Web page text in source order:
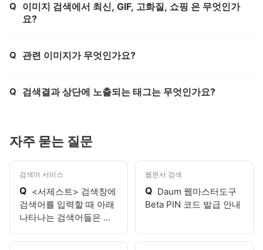
Q
이미지 검색에서 최신, GIF, 고화질, 쇼핑 은 무엇인가
요?
Q 관련 이미지가 무엇인가요?
Q 검색결과 상단에 노출되는 태그는 무엇인가요?
자주 묻는 질문
검색어 서비스
Q <서제스트> 검색창에
검색어를 입력할 때 아래
나타나는 검색어들은 무
웹문서 검색
Q Daum 웹마스터도구
Beta PIN 코드 발급 안내